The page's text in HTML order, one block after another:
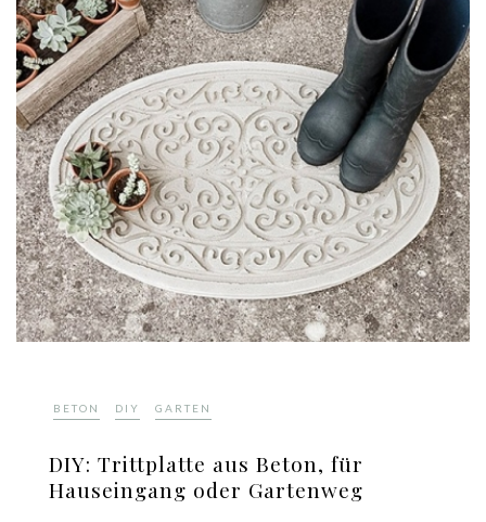
BETON DIY GARTEN
DIY: Trittplatte aus Beton, für
Hauseingang oder Gartenweg